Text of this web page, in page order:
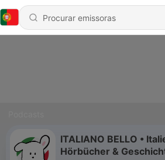
ITALIANO BELLO •
Hörbücher &